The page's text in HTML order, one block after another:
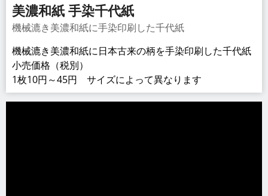
美濃和紙 手染千代紙
機械漉き美濃和紙に手染印刷した千代紙
機械漉き美濃和紙に日本古来の柄を手染印刷した千代紙
小売価格（税別）
1枚10円～45円 サイズによって異なります